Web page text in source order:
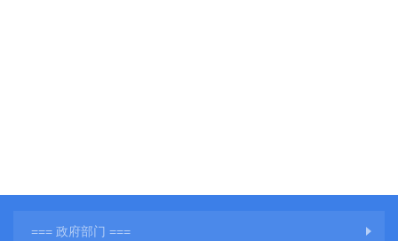
=== 政府部门 ===